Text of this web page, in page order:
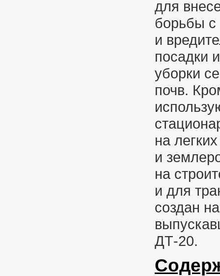
для
борьбы с
и
посадки
уборки
почв.
на
и
на
и для
создан
ДТ-20.